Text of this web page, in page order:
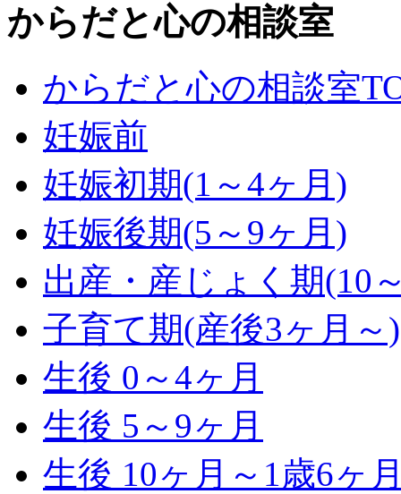
からだと心の相談室
からだと心の相談室
妊娠前
妊娠初期(1～4ヶ月)
妊娠後期(5～9ヶ月)
出産・産じょく期(10
子育て期(産後3ヶ月～)
生後 0～4ヶ月
生後 5～9ヶ月
生後 10ヶ月～1歳6ヶ